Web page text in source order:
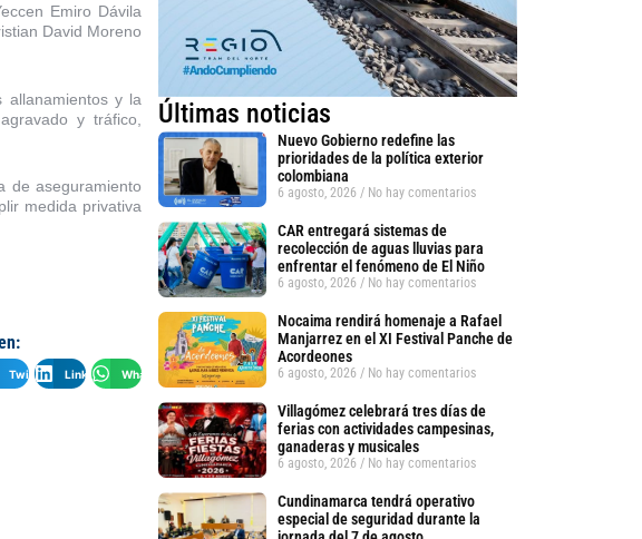
Emiro Dávila
David Moreno
allanamientos y la
y tráfico,
de aseguramiento
medida privativa
Twitter LinkedIn WhatsApp
Últimas noticias
Nuevo Gobierno redefine las
prioridades de la política exterior
colombiana
6 agosto, 2026 No hay comentarios
CAR entregará sistemas de
recolección de aguas lluvias para
enfrentar el fenómeno de El Niño
6 agosto, 2026 No hay comentarios
Nocaima rendirá homenaje a Rafael
Manjarrez en el XI Festival Panche de
Acordeones
6 agosto, 2026 No hay comentarios
Villagómez celebrará tres días de
ferias con actividades campesinas,
ganaderas y musicales
6 agosto, 2026 No hay comentarios
Cundinamarca tendrá operativo
especial de seguridad durante la